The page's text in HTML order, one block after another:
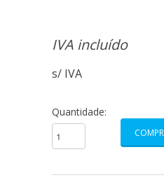
IVA incluído
s/ IVA
Quantidade: